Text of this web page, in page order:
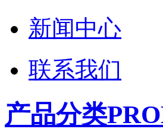
新闻中心
联系我们
产品分类